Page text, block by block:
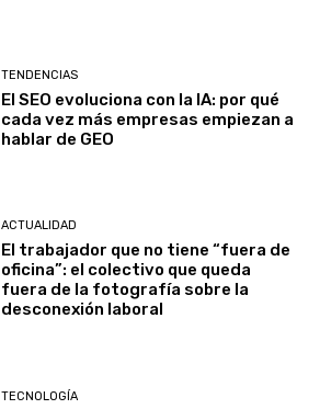
TENDENCIAS
El SEO evoluciona con la IA: por qué
cada vez más empresas empiezan a
hablar de GEO
ACTUALIDAD
El trabajador que no tiene “fuera de
oficina”: el colectivo que queda
fuera de la fotografía sobre la
desconexión laboral
TECNOLOGÍA